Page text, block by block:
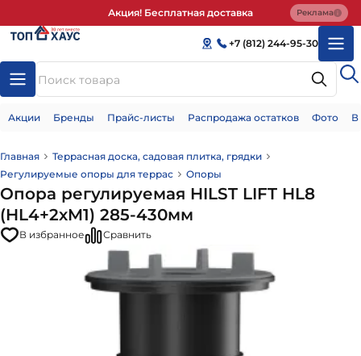
Акция! Бесплатная доставка Реклама
+7 (812) 244-95-30
Акции Бренды Прайс-листы Распродажа остатков Фото
Главная
Террасная доска, садовая плитка, грядки
Регулируемые опоры для террас
Опоры
Опора регулируемая HILST LIFT HL8
(HL4+2хM1) 285-430мм
В избранное Сравнить